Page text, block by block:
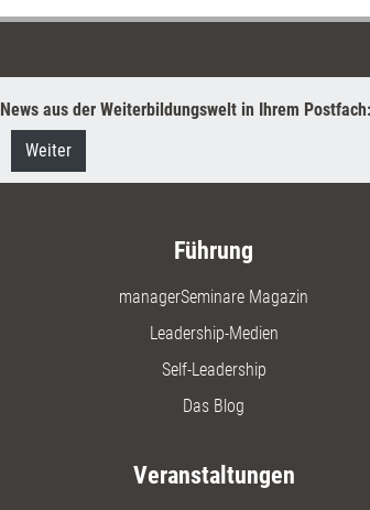
News aus der Weiterbildungswelt in Ihrem
Weiter
Führung
managerSeminare Magazin
Leadership-Medien
Self-Leadership
Das Blog
Veranstaltungen